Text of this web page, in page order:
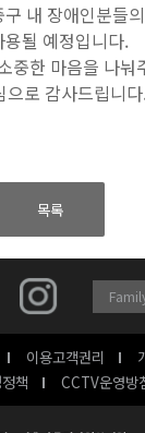
내 장애인분들
용될 예정입니다.
중한 마음을 나눠
으로 감사드립니
목록
이용고객권리
책
CCTV운영방